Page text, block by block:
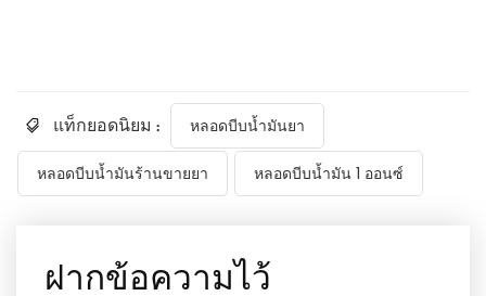
แท็กยอดนิยม : หลอดบีบน้ำมันยา
หลอดบีบน้ำมันร้านขายยา หลอดบีบน้ำมัน 1 ออนซ์
ฝากข้อความไว้